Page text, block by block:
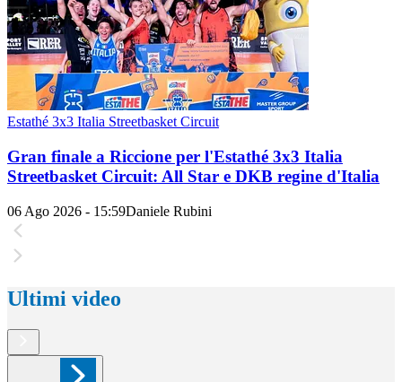
Estathé 3x3 Italia Streetbasket Circuit
Gran finale a Riccione per l'Estathé 3x3 Italia
Streetbasket Circuit: All Star e DKB regine d'Italia
06 Ago 2026 - 15:59Daniele Rubini
Ultimi video